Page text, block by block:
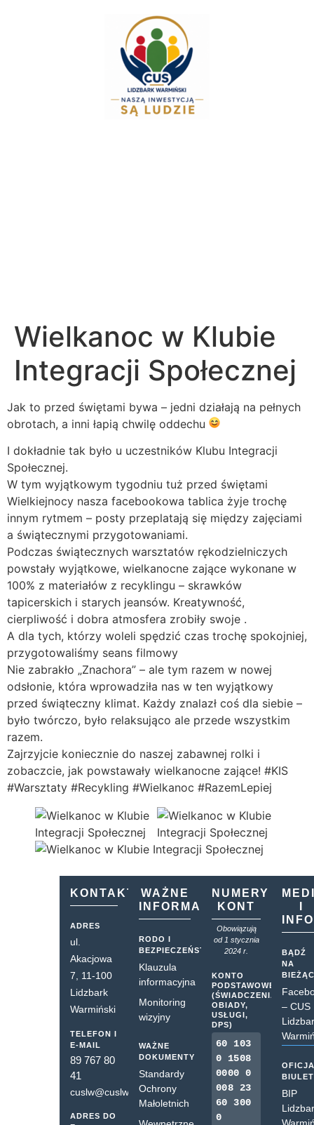
Wielkanoc w Klubie
Integracji Społecznej
Jak to przed świętami bywa – jedni działają na pełnych
obrotach, a inni łapią chwilę oddechu
I dokładnie tak było u uczestników Klubu Integracji
Społecznej.
W tym wyjątkowym tygodniu tuż przed świętami
Wielkiejnocy nasza facebookowa tablica żyje trochę
innym rytmem – posty przeplatają się między zajęciami
a świątecznymi przygotowaniami.
Podczas świątecznych warsztatów rękodzielniczych
powstały wyjątkowe, wielkanocne zające wykonane w
100% z materiałów z recyklingu – skrawków
tapicerskich i starych jeansów. Kreatywność,
cierpliwość i dobra atmosfera zrobiły swoje .
A dla tych, którzy woleli spędzić czas trochę spokojniej,
przygotowaliśmy seans filmowy
Nie zabrakło „Znachora” – ale tym razem w nowej
odsłonie, która wprowadziła nas w ten wyjątkowy
przed świąteczny klimat. Każdy znalazł coś dla siebie –
było twórczo, było relaksująco ale przede wszystkim
razem.
Zajrzyjcie koniecznie do naszej zabawnej rolki i
zobaczcie, jak powstawały wielkanocne zające! #KIS
#Warsztaty #Recykling #Wielkanoc #RazemLepiej
KONTAKT
ADRES
ul.
Akacjowa
7, 11-100
Lidzbark
Warmiński
TELEFON I
E-MAIL
89 767 80
41
cuslw@cuslw.pl
ADRES DO
WAŻNE
INFORMACJE
RODO I
BEZPIECZEŃSTWO
Klauzula
informacyjna
Monitoring
wizyjny
WAŻNE
DOKUMENTY
Standardy
Ochrony
Małoletnich
NUMERY
KONT
Obowiązują
od 1 stycznia
2024 r.
KONTO
PODSTAWOWE
(ŚWIADCZENIA,
OBIADY,
USŁUGI,
DPS)
60 103
0 1508
0000 0
008 23
60 300
0
BĄDŹ
NA
– CUS
BIP